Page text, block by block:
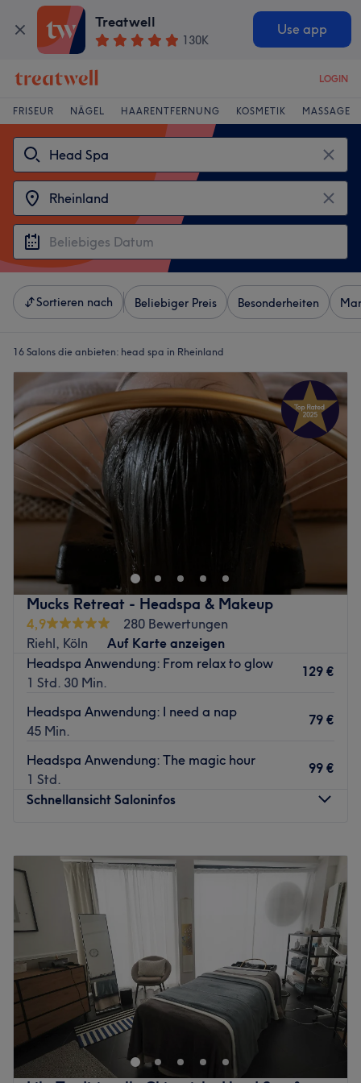
Treatwell
130K
Use app
LOGIN
FRISEUR NÄGEL HAARENTFERNUNG KOSMETIK MASSAGE
Sortieren nach Beliebiger Preis Besonderheiten
16 Salons die anbieten: head spa in Rheinland
Mucks Retreat - Headspa & Makeup
4,9
280 Bewertungen
Riehl, Köln
Auf Karte anzeigen
Headspa Anwendung: From relax to glow
1 Std. 30 Min.
129 €
Headspa Anwendung: I need a nap
45 Min.
79 €
Headspa Anwendung: The magic hour
1 Std.
99 €
Schnellansicht Saloninfos
Dienstag
10:00–20:00
Mittwoch
Donnerstag
Freitag
20:00
Samstag
20:00
Sonntag
10:00 20:00
Mucks Retreat - Headspa & Makeup ist ihr Zufluchtsort
für Schönheit und Entspannung in Köln Riehl.
Von entspannenden Headspa Anwendungen, über
pflegende Gesichtsbehandlungen bis hin zu